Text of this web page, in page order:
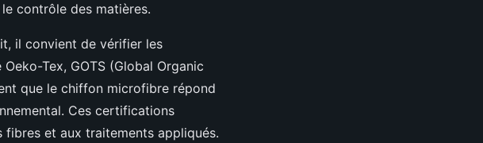
contrôle des matières.
il convient de vérifier les
Tex, GOTS (Global Organic
que le chiffon microfibre répond
Ces certifications
fibres et aux traitements appliqués.